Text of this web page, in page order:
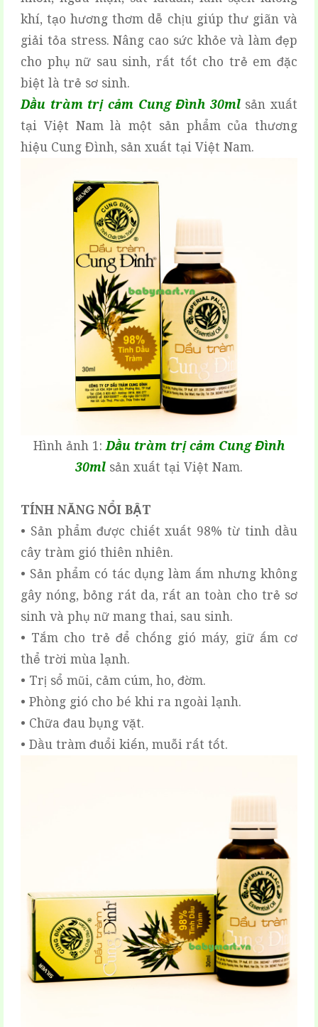
khí, tạo hương thơm dễ chịu giúp thư giãn và
giải tỏa stress. Nâng cao sức khỏe và làm đẹp
cho phụ nữ sau sinh, rất tốt cho trẻ em đặc
biệt là trẻ sơ sinh.
Dầu tràm trị cảm Cung Đình 30mlsản xuất
tại Việt Nam là một sản phẩm của thương
hiệu Cung Đình, sản xuất tại Việt Nam.
Hình ảnh 1:Dầu tràm trị cảm Cung Đình
30ml sản xuất tại Việt Nam.
TÍNH NĂNG NỔI BẬT
• Sản phẩm được chiết xuất 98% từ tinh dầu
cây tràm gió thiên nhiên.
• Sản phẩm có tác dụng làm ấm nhưng không
gây nóng, bỏng rát da, rất an toàn cho trẻ sơ
sinh và phụ nữ mang thai, sau sinh.
• Tắm cho trẻ để chống gió máy, giữ ấm cơ
thể trời mùa lạnh.
• Trị sổ mũi, cảm cúm, ho, đờm.
• Phòng gió cho bé khi ra ngoài lạnh.
• Chữa đau bụng vặt.
• Dầu tràm đuổi kiến, muỗi rất tốt.